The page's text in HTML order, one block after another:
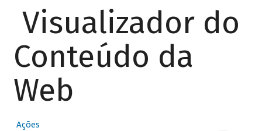
Visualizador do
Conteúdo da
Web
Ações